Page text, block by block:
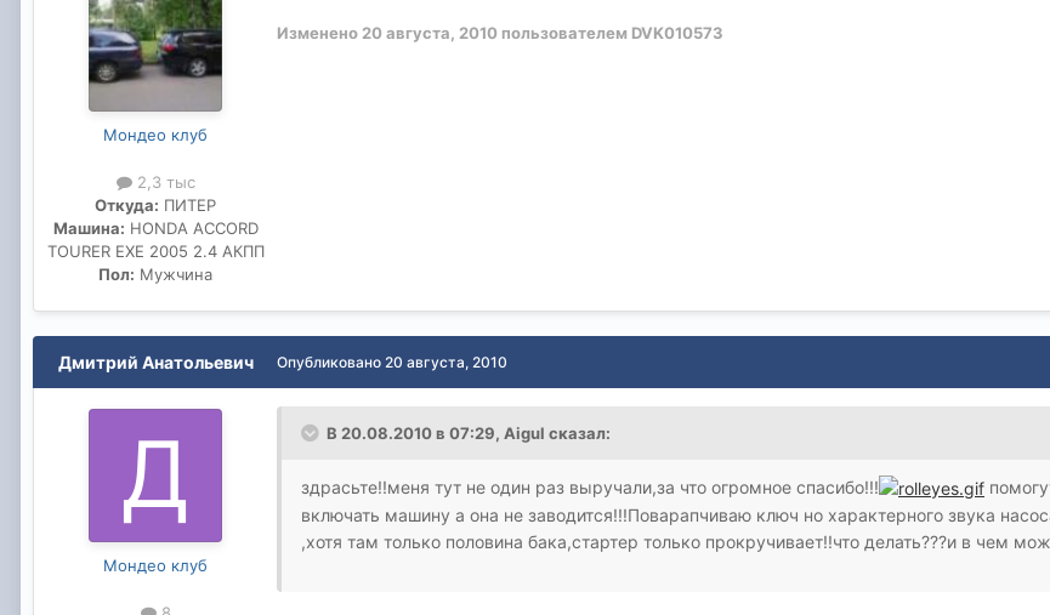
Мондео клуб
2,3 тыс
Откуда: ПИТЕР
Машина: HONDA ACCORD
TOURER EXE 2005 2.4 АКПП
Пол: Мужчина
Изменено 20 августа, 2010 пользователем DVK010573
Дмитрий Анатольевич
Мондео клуб
Опубликовано 20 августа, 2010
В 20.08.2010 в 07:29, Aigul сказал:
здрасьте!!меня тут не один раз выручали,за что огромное спасибо!!!
включать машину а она не заводится!!!Поварапчиваю ключ но характерного звука
,хотя там только половина бака,стартер только прокручивает!!что делать???и в чем